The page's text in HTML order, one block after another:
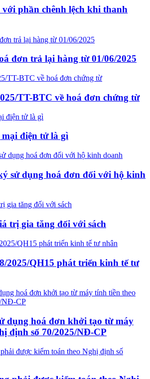
phần chênh lệch khi thanh
đơn trả lại hàng từ 01/06/2025
TT-BTC về hoá đơn chứng từ
điện tử là gì
sử dụng hoá đơn đối với hộ kinh
trị gia tăng đối với sách
2025/QH15 phát triển kinh tế tư
dụng hoá đơn khởi tạo từ máy
định số 70/2025/NĐ-CP